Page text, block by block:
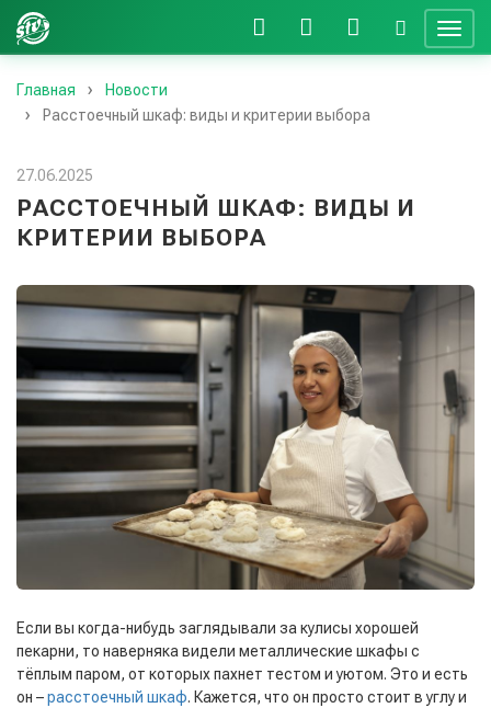
Главная
Новости
Расстоечный шкаф: виды и критерии выбора
27.06.2025
РАССТОЕЧНЫЙ ШКАФ: ВИДЫ И
КРИТЕРИИ ВЫБОРА
Если вы когда-нибудь заглядывали за кулисы хорошей
пекарни, то наверняка видели металлические шкафы с
тёплым паром, от которых пахнет тестом и уютом. Это и есть
он –расстоечный шкаф. Кажется, что он просто стоит в углу и